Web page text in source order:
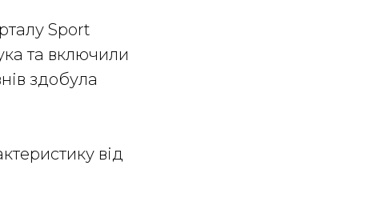
Sport
та включили
здобула
від